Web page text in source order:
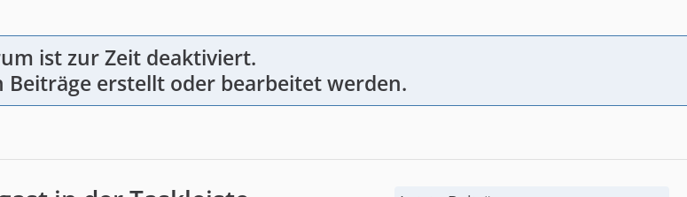
ist zur Zeit deaktiviert.
Beiträge erstellt oder bearbeitet werden.